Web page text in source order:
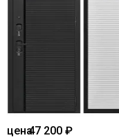
цена47 200 ₽